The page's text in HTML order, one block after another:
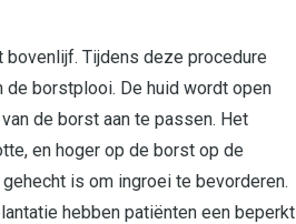
Tijdens deze procedure
borstplooi. De huid wordt open
de borst aan te passen. Het
en hoger op de borst op de
is om ingroei te bevorderen.
hebben patiënten een beperkt